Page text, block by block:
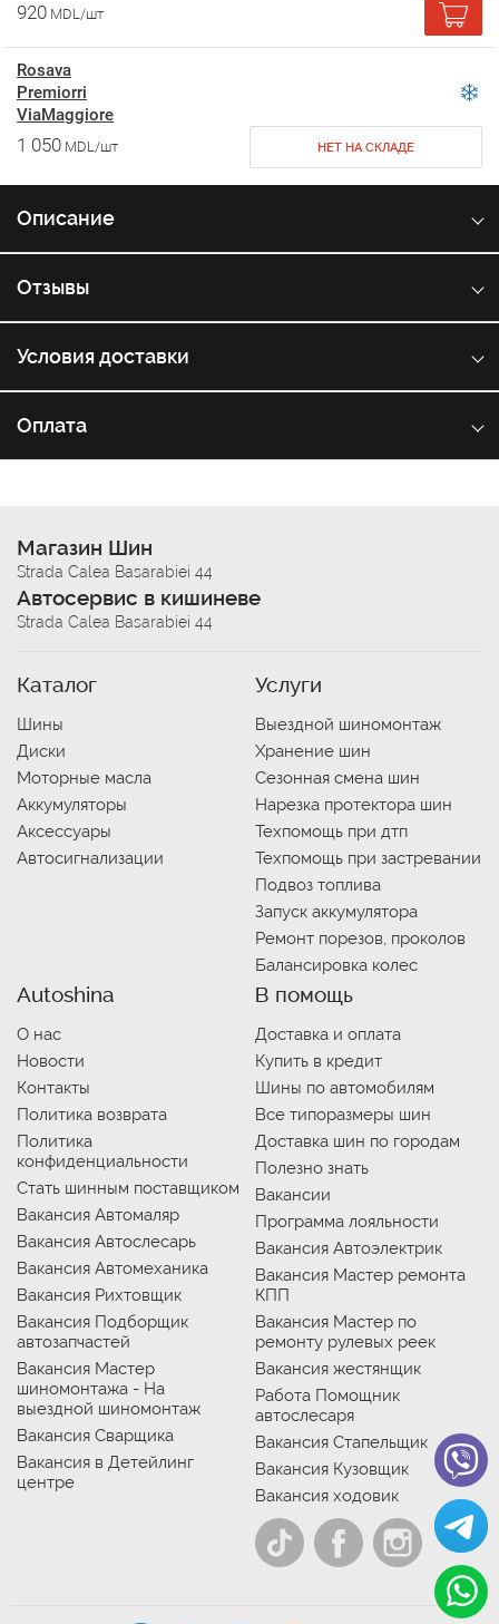
920 MDL/шт
Rosava
Premiorri
ViaMaggiore
1 050 MDL/шт НЕТ НА СКЛАДЕ
Описание
Отзывы
Условия доставки
Оплата
Магазин Шин
Strada Calea Basarabiei 44
Автосервис в кишиневе
Strada Calea Basarabiei 44
Каталог
Шины
Диски
Моторные масла
Аккумуляторы
Аксессуары
Автосигнализации
Услуги
Выездной шиномонтаж
Хранение шин
Сезонная смена шин
Нарезка протектора шин
Техпомощь при дтп
Техпомощь при застревании
Подвоз топлива
Запуск аккумулятора
Ремонт порезов, проколов
Балансировка колес
Autoshina
О нас
Новости
Контакты
Политика возврата
Политика
конфиденциальности
Стать шинным поставщиком
Вакансия Автомаляр
Вакансия Автослесарь
Вакансия Автомеханика
Вакансия Рихтовщик
Вакансия Подборщик
автозапчастей
Вакансия Мастер
шиномонтажа - На
выездной шиномонтаж
Вакансия Сварщика
Вакансия в Детейлинг
центре
В помощь
Доставка и оплата
Купить в кредит
Шины по автомобилям
Все типоразмеры шин
Доставка шин по городам
Полезно знать
Вакансии
Программа лояльности
Вакансия Автоэлектрик
Вакансия Мастер ремонта
КПП
Вакансия Мастер по
ремонту рулевых реек
Вакансия жестянщик
Работа Помощник
автослесаря
Вакансия Стапельщик
Вакансия Кузовщик
Вакансия ходовик